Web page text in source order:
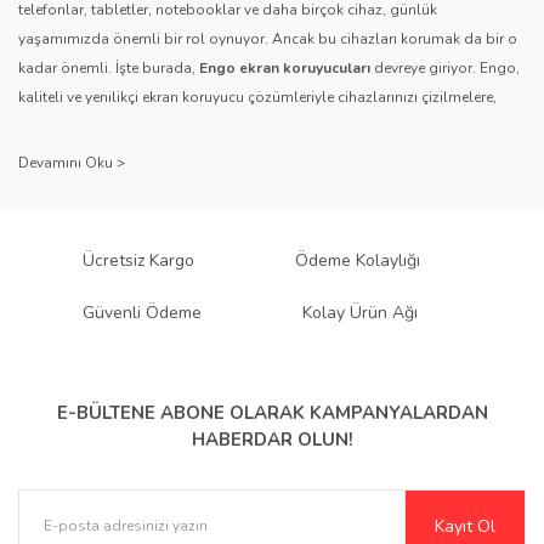
Gönder
telefonlar, tabletler, notebooklar ve daha birçok cihaz, günlük
yaşamımızda önemli bir rol oynuyor. Ancak bu cihazları korumak da bir o
kadar önemli. İşte burada, Engo ekran koruyucuları devreye giriyor. Engo,
kaliteli ve yenilikçi ekran koruyucu çözümleriyle cihazlarınızı çizilmelere,
sağlıyor.
Engo ekran koruyucuları
, uzun yıllara dayanan tecrübesi ve teknolojiye
ürününü titiz bir kalite kontrol sürecinden geçirir. Kullanıcı dostu tasarımı
Çeşitlilik ve Uyum: Engo Ekran
Koruyucuları
yelpazesi sunar.Parlak Nano ekran koruyucular Mat ekran koruyucular
Ücretsiz Kargo Ödeme Kolaylığı
Güvenli Ödeme Kolay Ürün Ağı
E-BÜLTENE ABONE OLARAK KAMPANYALARDAN
HABERDAR OLUN!
Kayıt Ol